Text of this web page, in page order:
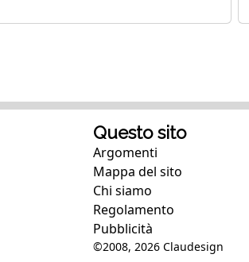
Questo sito
Argomenti
Mappa del sito
Chi siamo
Regolamento
Pubblicità
©2008, 2026 Claudesign